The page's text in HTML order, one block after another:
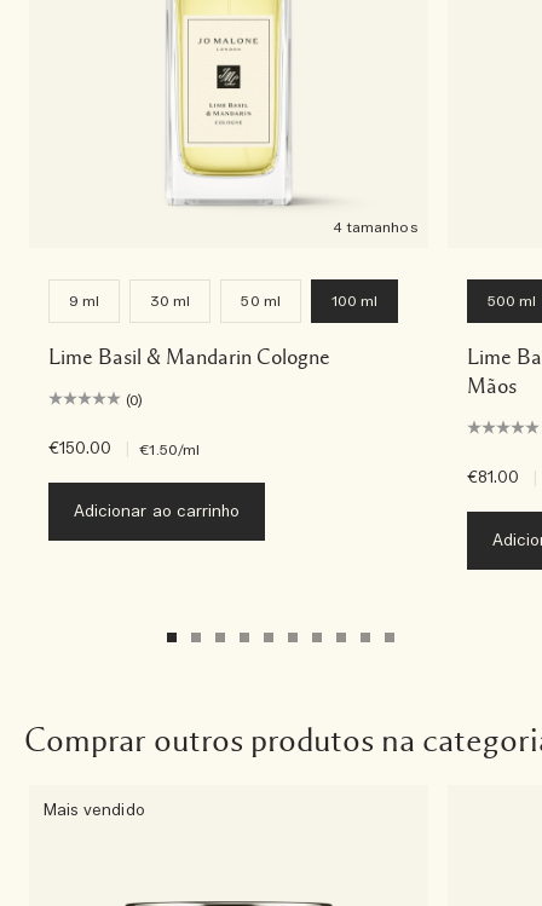
4 tamanhos
9 ml 30 ml 50 ml 100 ml
Lime Basil & Mandarin Cologne
(0)
€150.00 €1.50/ml
Adicionar ao carrinho
500 ml
Lime
Mãos
€81.00
Comprar outros produtos na
Mais vendido